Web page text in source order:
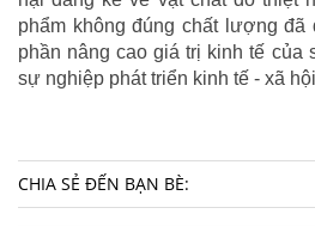
phẩm không đúng chất lượng
phần nâng cao giá trị kinh tế của
sự nghiệp phát triển kinh tế - xã
CHIA SẺ ĐẾN BẠN BÈ: